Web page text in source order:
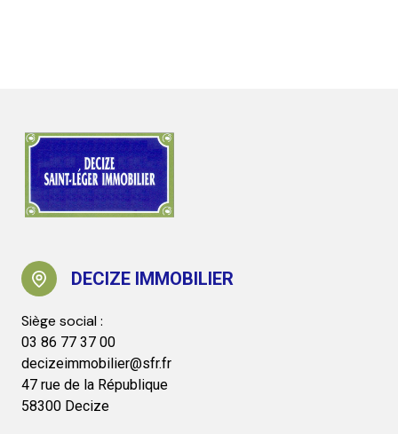
DECIZE IMMOBILIER
03 86 77 37 00
decizeimmobilier@sfr.fr
47 rue de la République
58300 Decize